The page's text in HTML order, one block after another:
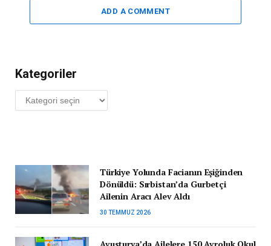
ADD A COMMENT
Kategoriler
Kategoriler
Türkiye Yolunda Facianın Eşiğinden
Dönüldü: Sırbistan’da Gurbetçi
Ailenin Aracı Alev Aldı
30 TEMMUZ 2026